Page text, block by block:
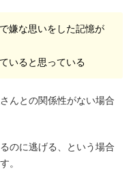
嫌な思いをした記憶が
いると思っている
んとの関係性がない場合
のに逃げる、という場合
。